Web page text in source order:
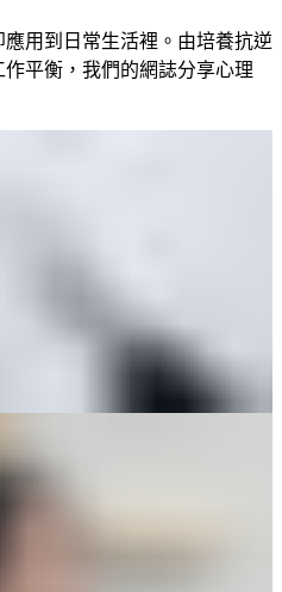
用到日常生活裡。由培養抗逆
平衡，我們的網誌分享心理